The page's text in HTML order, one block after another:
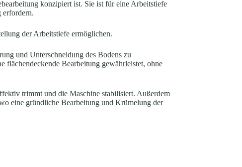
konzipiert ist. Sie ist für eine Arbeitstiefe
erfordern.
der Arbeitstiefe ermöglichen.
und Unterschneidung des Bodens zu
flächendeckende Bearbeitung gewährleistet, ohne
trimmt und die Maschine stabilisiert. Außerdem
eine gründliche Bearbeitung und Krümelung der